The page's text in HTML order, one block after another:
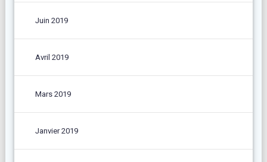
Juin 2019
Avril 2019
Mars 2019
Janvier 2019